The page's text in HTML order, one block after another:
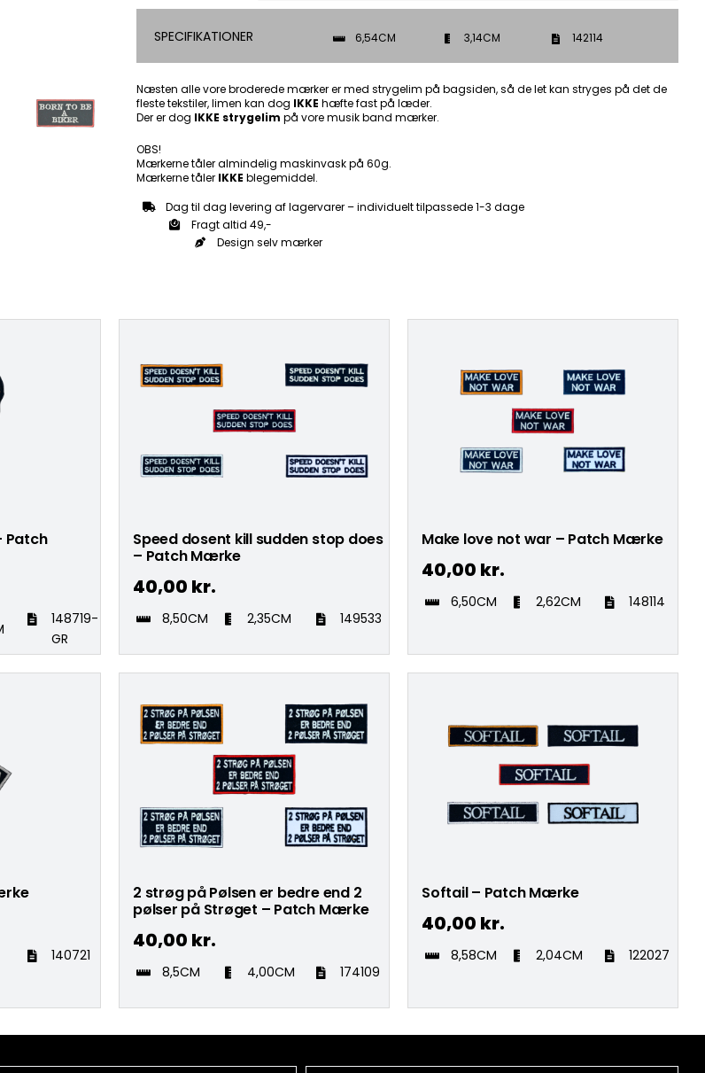
a
Patch
Mærke
antal
SPECIFIKATIONER 6,54CM 3,14CM 142114
Næsten alle vore broderede mærker er med strygelim på bagsiden, så de let kan stryges på det de
fleste tekstiler, limen kan dog IKKE hæfte fast på læder.
Der er dog IKKE strygelim på vore musik band mærker.
OBS!
Mærkerne tåler almindelig maskinvask på 60g.
Mærkerne tåler IKKE blegemiddel.
Dag til dag levering af lagervarer – individuelt tilpassede 1-3 dage
Fragt altid 49,-
Design selv mærker
Patch
148719-
GR
Speed dosent kill sudden stop does
– Patch Mærke
40,00 kr.
8,50CM 2,35CM 149533
Make love not war – Patch Mærke
40,00 kr.
6,50CM 2,62CM 148114
140721
2 strøg på Pølsen er bedre end 2
pølser på Strøget – Patch Mærke
40,00 kr.
8,5CM 4,00CM 174109
Softail – Patch Mærke
40,00 kr.
8,58CM 2,04CM 122027